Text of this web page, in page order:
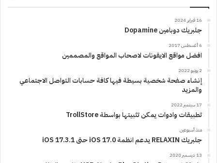
16 فبراير 2024
جلبريك دوبامين Dopamine
6 أغسطس 2017
افضل مواقع الايقونات لاصحاب المواقع والمصممين
2 يونيو 2022
إنشاء صفحة شخصية بسيطة فيها كافة حسابات التواصل الاجتماعي
والمزيد
17 سبتمبر 2022
تطبيقات وادوات يمكن تثبيتها بواسطة TrollStore
منذ أسبوعين
جلبريك RELAXIN يدعم انظمة iOS 17.0 حتى iOS 17.3.1
13 ديسمبر 2020